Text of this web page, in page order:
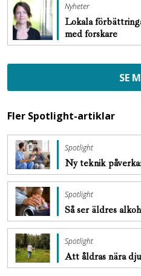
Nyheter
Lokala
med forskare
SE
Fler Spotlight-artiklar
Spotlight
Ny teknik
Spotlight
Så ser äldres
Spotlight
Att åldras nära